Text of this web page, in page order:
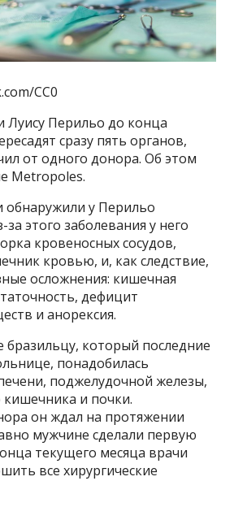
CC0
Луису Перильо до конца
сразу пять органов,
от одного донора. Об этом
Metropoles.
обнаружили у Перильо
этого заболевания у него
кровеносных сосудов,
кровью, и, как следствие,
осложнения: кишечная
дефицит
и анорексия.
бразильцу, который последние
понадобилась
поджелудочной железы,
кишечника и почки.
он ждал на протяжении
мужчине сделали первую
текущего месяца врачи
все хирургические